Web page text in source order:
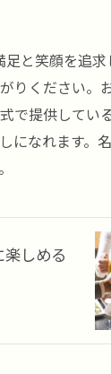
と笑顔を追
りください。
で提供してい
になれます。
楽しめる